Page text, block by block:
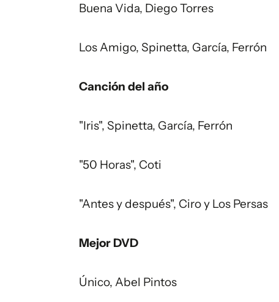
Buena Vida, Diego Torres
Los Amigo, Spinetta, García, Ferrón
Canción del año
"Iris", Spinetta, García, Ferrón
"50 Horas", Coti
"Antes y después", Ciro y Los Persas
Mejor DVD
Único, Abel Pintos